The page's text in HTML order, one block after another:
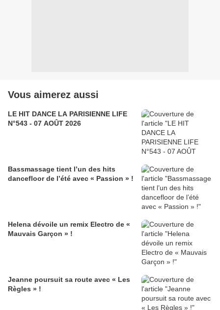
Vous aimerez aussi
LE HIT DANCE LA PARISIENNE LIFE
N°543 - 07 AOÛT 2026
Bassmassage tient l’un des hits
dancefloor de l’été avec « Passion » !
Helena dévoile un remix Electro de «
Mauvais Garçon » !
Jeanne poursuit sa route avec « Les
Règles » !